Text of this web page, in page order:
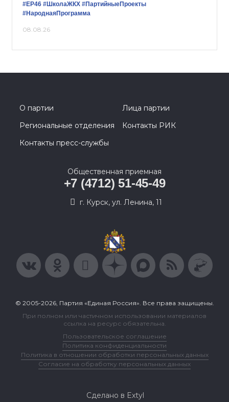
#ЕР46 #ШколаЖКХ #ПартийныеПроекты
#НароднаяПрограмма
08.08.26
О партии
Лица партии
Региональные отделения
Контакты РИК
Контакты пресс-службы
Общественная приемная
+7 (4712) 51-45-49
г. Курск, ул. Ленина, 11
© 2005-2026, Партия «Единая Россия». Все права защищены.
При полном или частичном использовании материалов
ссылка на ресурс обязательна.
Пользовательское соглашение
Политика конфиденциальности
Политика в отношении обработки персональных данных
Согласие на обработку персональных данных
Сделано в Extyl